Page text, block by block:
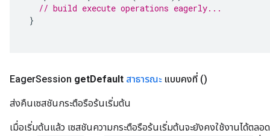
// build execute operations eagerly...
}
EagerSession getDefault สาธารณะ แบบคงที่ ()
ส่งคืนเซสชันกระตือรือร้นเริ่มต้น
เมื่อเริ่มต้นแล้ว เซสชันความกระตือรือร้นเริ่มต้นจะยังคงใช้งานได้ต